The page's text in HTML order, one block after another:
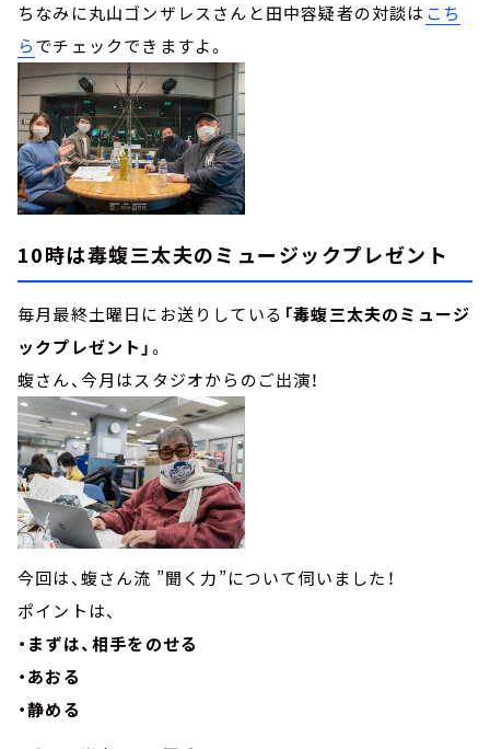
ちなみに丸山ゴンザレスさんと田中容疑者の対談は こち
らでチェックできますよ。
10時は毒蝮三太夫のミュージックプレゼント
毎月最終土曜日にお送りしている 「毒蝮三太夫のミュージ
ックプレゼント」。
蝮さん、今月はスタジオからのご出演！
今回は、蝮さん流 ”聞く力”について伺いました！
ポイントは、
・まずは、相手をのせる
・あおる
・静める